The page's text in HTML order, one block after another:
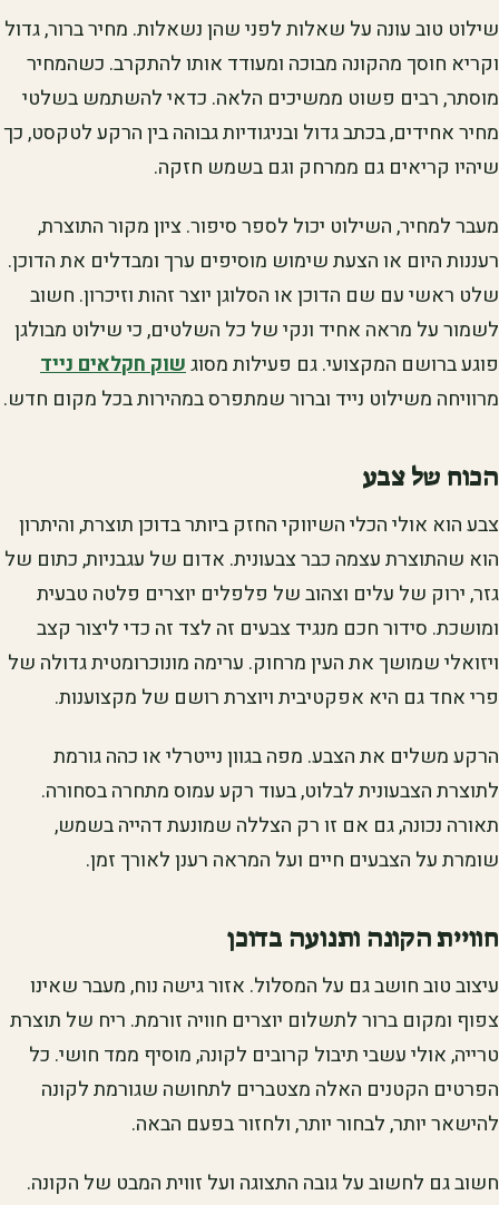
שילוט טוב עונה על שאלות לפני שהן נשאלות. מחיר ברור, גדול
וקריא חוסך מהקונה מבוכה ומעודד אותו להתקרב. כשהמחיר
מוסתר, רבים פשוט ממשיכים הלאה. כדאי להשתמש בשלטי
מחיר אחידים, בכתב גדול ובניגודיות גבוהה בין הרקע לטקסט, כך
שיהיו קריאים גם ממרחק וגם בשמש חזקה.
מעבר למחיר, השילוט יכול לספר סיפור. ציון מקור התוצרת,
רעננות היום או הצעת שימוש מוסיפים ערך ומבדלים את הדוכן.
שלט ראשי עם שם הדוכן או הסלוגן יוצר זהות וזיכרון. חשוב
לשמור על מראה אחיד ונקי של כל השלטים, כי שילוט מבולגן
פוגע ברושם המקצועי. גם פעילות מסוגשוק חקלאים נייד
מרוויחה משילוט נייד וברור שמתפרס במהירות בכל מקום חדש.
הכוח של צבע
צבע הוא אולי הכלי השיווקי החזק ביותר בדוכן תוצרת, והיתרון
הוא שהתוצרת עצמה כבר צבעונית. אדום של עגבניות, כתום של
גזר, ירוק של עלים וצהוב של פלפלים יוצרים פלטה טבעית
ומושכת. סידור חכם מנגיד צבעים זה לצד זה כדי ליצור קצב
ויזואלי שמושך את העין מרחוק. ערימה מונוכרומטית גדולה של
פרי אחד גם היא אפקטיבית ויוצרת רושם של מקצוענות.
הרקע משלים את הצבע. מפה בגוון נייטרלי או כהה גורמת
לתוצרת הצבעונית לבלוט, בעוד רקע עמוס מתחרה בסחורה.
תאורה נכונה, גם אם זו רק הצללה שמונעת דהייה בשמש,
שומרת על הצבעים חיים ועל המראה רענן לאורך זמן.
חוויית הקונה ותנועה בדוכן
עיצוב טוב חושב גם על המסלול. אזור גישה נוח, מעבר שאינו
צפוף ומקום ברור לתשלום יוצרים חוויה זורמת. ריח של תוצרת
טרייה, אולי עשבי תיבול קרובים לקונה, מוסיף ממד חושי. כל
הפרטים הקטנים האלה מצטברים לתחושה שגורמת לקונה
להישאר יותר, לבחור יותר, ולחזור בפעם הבאה.
חשוב גם לחשוב על גובה התצוגה ועל זווית המבט של הקונה.